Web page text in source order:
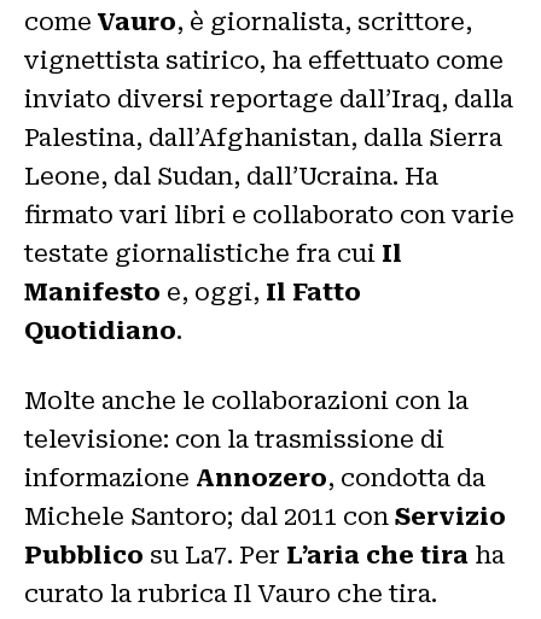
come Vauro, è giornalista, scrittore,
vignettista satirico, ha effettuato come
inviato diversi reportage dall’Iraq, dalla
Palestina, dall’Afghanistan, dalla Sierra
Leone, dal Sudan, dall’Ucraina. Ha
firmato vari libri e collaborato con varie
testate giornalistiche fra cui Il
Manifesto e, oggi, Il Fatto
Quotidiano.
Molte anche le collaborazioni con la
televisione: con la trasmissione di
informazione Annozero, condotta da
Michele Santoro; dal 2011 con Servizio
Pubblico su La7. Per L’aria che tira ha
curato la rubrica Il Vauro che tira.